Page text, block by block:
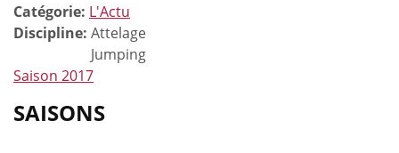
Catégorie: L'Actu
Discipline: Attelage
Jumping
Saison 2017
SAISONS